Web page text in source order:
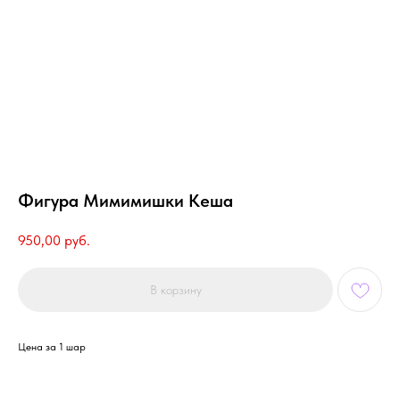
Фигура Мимимишки Кеша
950,00 руб.
В корзину
Цена за 1 шар